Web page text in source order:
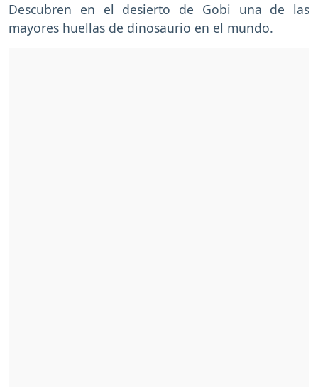
Descubren en el desierto de Gobi una de las
mayores huellas de dinosaurio en el mundo.